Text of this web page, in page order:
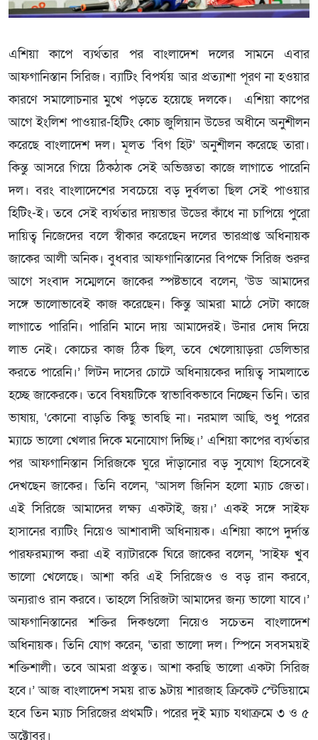
এশিয়া কাপে ব্যর্থতার পর বাংলাদেশ দলের সামনে এবার
আফগানিস্তান সিরিজ। ব্যাটিং বিপর্যয় আর প্রত্যাশা পূরণ না হওয়ার
কারণে সমালোচনার মুখে পড়তে হয়েছে দলকে। এশিয়া কাপের
আগে ইংলিশ পাওয়ার-হিটিং কোচ জুলিয়ান উডের অধীনে অনুশীলন
করেছে বাংলাদেশ দল। মূলত ‘বিগ হিট’ অনুশীলন করেছে তারা।
কিন্তু আসরে গিয়ে ঠিকঠাক সেই অভিজ্ঞতা কাজে লাগাতে পারেনি
দল। বরং বাংলাদেশের সবচেয়ে বড় দুর্বলতা ছিল সেই পাওয়ার
হিটিং-ই। তবে সেই ব্যর্থতার দায়ভার উডের কাঁধে না চাপিয়ে পুরো
দায়িত্ব নিজেদের বলে স্বীকার করেছেন দলের ভারপ্রাপ্ত অধিনায়ক
জাকের আলী অনিক। বুধবার আফগানিস্তানের বিপক্ষে সিরিজ শুরুর
আগে সংবাদ সম্মেলনে জাকের স্পষ্টভাবে বলেন, ‘উড আমাদের
সঙ্গে ভালোভাবেই কাজ করেছেন। কিন্তু আমরা মাঠে সেটা কাজে
লাগাতে পারিনি। পারিনি মানে দায় আমাদেরই। উনার দোষ দিয়ে
লাভ নেই। কোচের কাজ ঠিক ছিল, তবে খেলোয়াড়রা ডেলিভার
করতে পারেনি।’ লিটন দাসের চোটে অধিনায়কের দায়িত্ব সামলাতে
হচ্ছে জাকেরকে। তবে বিষয়টিকে স্বাভাবিকভাবে নিচ্ছেন তিনি। তার
ভাষায়, ‘কোনো বাড়তি কিছু ভাবছি না। নরমাল আছি, শুধু পরের
ম্যাচে ভালো খেলার দিকে মনোযোগ দিচ্ছি।’ এশিয়া কাপের ব্যর্থতার
পর আফগানিস্তান সিরিজকে ঘুরে দাঁড়ানোর বড় সুযোগ হিসেবেই
দেখছেন জাকের। তিনি বলেন, ‘আসল জিনিস হলো ম্যাচ জেতা।
এই সিরিজে আমাদের লক্ষ্য একটাই, জয়।’ একই সঙ্গে সাইফ
হাসানের ব্যাটিং নিয়েও আশাবাদী অধিনায়ক। এশিয়া কাপে দুর্দান্ত
পারফরম্যান্স করা এই ব্যাটারকে ঘিরে জাকের বলেন, ‘সাইফ খুব
ভালো খেলেছে। আশা করি এই সিরিজেও ও বড় রান করবে,
অন্যরাও রান করবে। তাহলে সিরিজটা আমাদের জন্য ভালো যাবে।’
আফগানিস্তানের শক্তির দিকগুলো নিয়েও সচেতন বাংলাদেশ
অধিনায়ক। তিনি যোগ করেন, ‘তারা ভালো দল। স্পিনে সবসময়ই
শক্তিশালী। তবে আমরা প্রস্তুত। আশা করছি ভালো একটা সিরিজ
হবে।’ আজ বাংলাদেশ সময় রাত ৯টায় শারজাহ ক্রিকেট স্টেডিয়ামে
হবে তিন ম্যাচ সিরিজের প্রথমটি। পরের দুই ম্যাচ যথাক্রমে ৩ ও ৫
অক্টোবর।